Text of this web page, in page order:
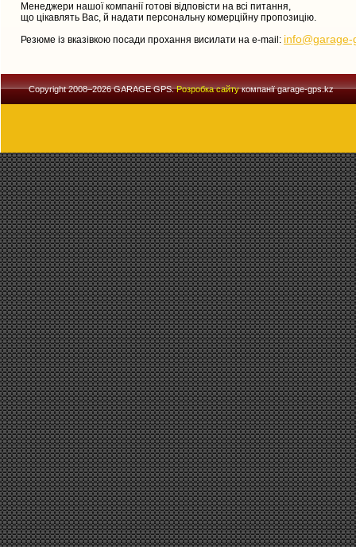
Менеджери нашої компанії готові відповісти на всі питання,
що цікавлять Вас, й надати персональну комерційну пропозицію.
Резюме із вказівкою посади прохання висилати на e-mail: info@garage-
Copyright 2008–2026 GARAGE GPS.Розробка сайтукомпанії garage-gps.kz